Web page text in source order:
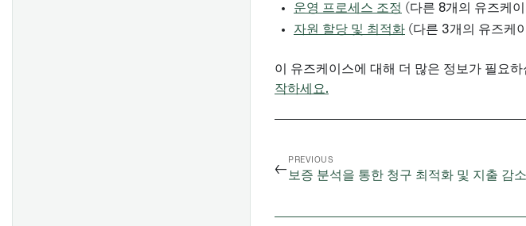
운영 프로세스 조정 (다른 8개의 유즈케
자원 할당 및 최적화 (다른 3개의 유즈케
이 유즈케이스에 대해 더 많은 정보가 필요
작하세요.
←
PREVIOUS
보증 분석을 통한 청구 최적화 및 지출 감소